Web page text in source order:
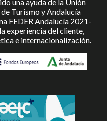
una ayuda de la Unión
Turismo y Andalucía
FEDER Andalucía 2021-
experiencia del cliente,
e internacionalización.